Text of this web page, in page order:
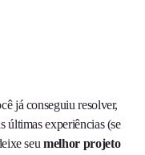
já conseguiu resolver,
últimas experiências (se
seumelhor projeto